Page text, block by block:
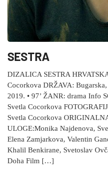
SESTRA
DIZALICA SESTRA
Cocorkova DRŽAVA:
2019. • 97’ ŽANR: drama Info
Svetla Cocorkova
Svetla Cocorkova
ULOGE:Monika Najdenova,
Elena Zamjarkova, Valentin
Khalil Benkirane, Svetoslav
Doha Film […]